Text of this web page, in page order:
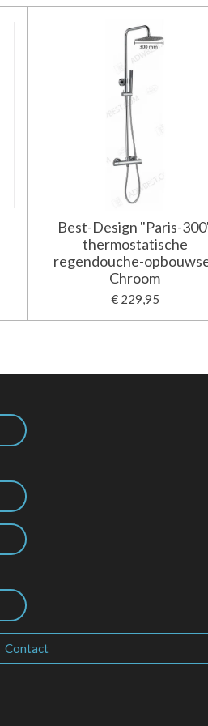
Best-Design "Paris-
thermostatische
regendouche-
Chroom
€ 229,95
Contact